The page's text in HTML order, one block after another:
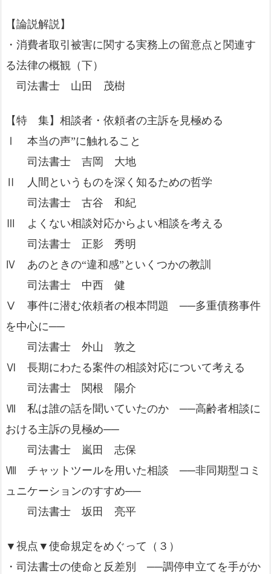
【論説解説】
・消費者取引被害に関する実務上の留意点と関連す
る法律の概観（下）
司法書士 山田 茂樹
【特 集】相談者・依頼者の主訴を見極める
Ⅰ 本当の声”に触れること
司法書士 吉岡 大地
Ⅱ 人間というものを深く知るための哲学
司法書士 古谷 和紀
Ⅲ よくない相談対応からよい相談を考える
司法書士 正影 秀明
Ⅳ あのときの“違和感”といくつかの教訓
司法書士 中西 健
Ⅴ 事件に潜む依頼者の根本問題 ──多重債務事件
を中心に──
司法書士 外山 敦之
Ⅵ 長期にわたる案件の相談対応について考える
司法書士 関根 陽介
Ⅶ 私は誰の話を聞いていたのか ──高齢者相談に
おける主訴の見極め──
司法書士 嵐田 志保
Ⅷ チャットツールを用いた相談 ──非同期型コミ
ュニケーションのすすめ──
司法書士 坂田 亮平
▼視点▼使命規定をめぐって（３）
・司法書士の使命と反差別 ──調停申立てを手がか